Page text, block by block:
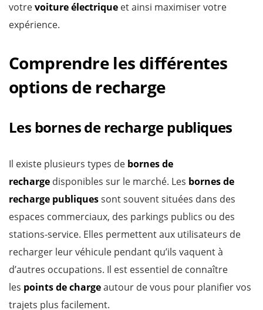
votrevoiture électrique et ainsi maximiser votre
expérience.
Comprendre les différentes
options de recharge
Les bornes de recharge publiques
Il existe plusieurs types de bornes de
recharge disponibles sur le marché. Les bornes de
recharge publiquessont souvent situées dans des
espaces commerciaux, des parkings publics ou des
stations-service. Elles permettent aux utilisateurs de
recharger leur véhicule pendant qu’ils vaquent à
d’autres occupations. Il est essentiel de connaître
les points de chargeautour de vous pour planifier vos
trajets plus facilement.